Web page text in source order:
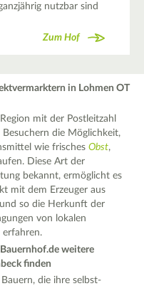
nutzbar sind
Zum Hof
in Lohmen OT
mit der Postleitzahl
die Möglichkeit,
wie frischesObst,
Diese Art der
bekannt, ermöglicht es
mit dem Erzeuger aus
so die Herkunft der
von lokalen
erfahren.
weitere
finden
die ihre selbst-